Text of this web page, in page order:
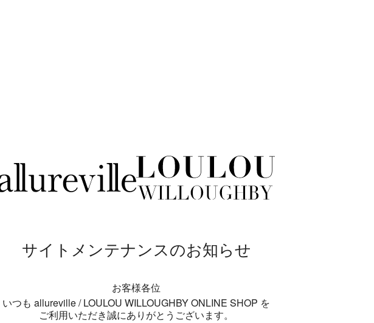
サイトメンテナンスのお知らせ
お客様各位
いつも allureville / LOULOU WILLOUGHBY ONLINE SHOP を
ご利用いただき誠にありがとうございます。